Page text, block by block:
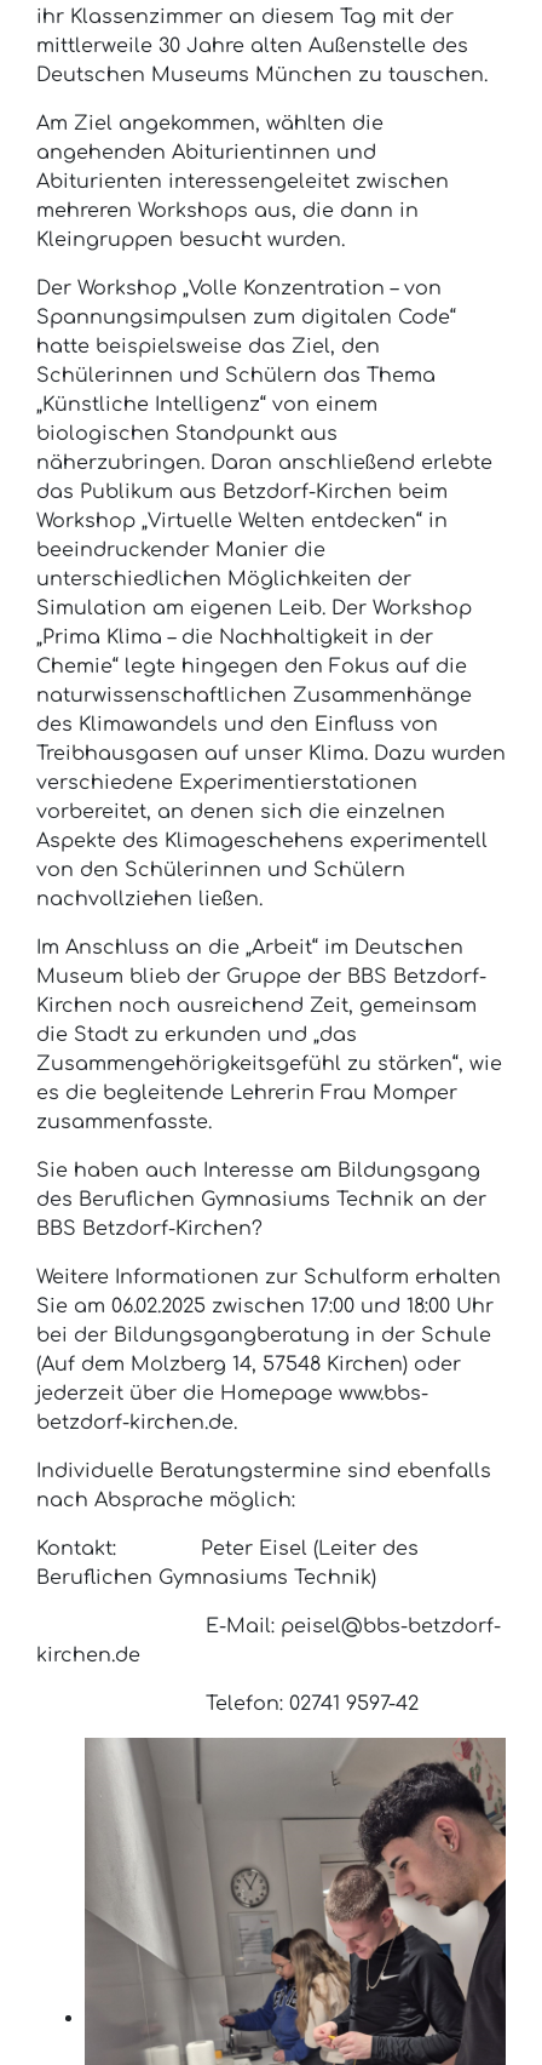
ihr Klassenzimmer an diesem Tag mit der
mittlerweile 30 Jahre alten Außenstelle des
Deutschen Museums München zu tauschen.
Am Ziel angekommen, wählten die
angehenden Abiturientinnen und
Abiturienten interessengeleitet zwischen
mehreren Workshops aus, die dann in
Kleingruppen besucht wurden.
Der Workshop „Volle Konzentration – von
Spannungsimpulsen zum digitalen Code“
hatte beispielsweise das Ziel, den
Schülerinnen und Schülern das Thema
„Künstliche Intelligenz“ von einem
biologischen Standpunkt aus
näherzubringen. Daran anschließend erlebte
das Publikum aus Betzdorf-Kirchen beim
Workshop „Virtuelle Welten entdecken“ in
beeindruckender Manier die
unterschiedlichen Möglichkeiten der
Simulation am eigenen Leib. Der Workshop
„Prima Klima – die Nachhaltigkeit in der
Chemie“ legte hingegen den Fokus auf die
naturwissenschaftlichen Zusammenhänge
des Klimawandels und den Einfluss von
Treibhausgasen auf unser Klima. Dazu wurden
verschiedene Experimentierstationen
vorbereitet, an denen sich die einzelnen
Aspekte des Klimageschehens experimentell
von den Schülerinnen und Schülern
nachvollziehen ließen.
Im Anschluss an die „Arbeit“ im Deutschen
Museum blieb der Gruppe der BBS Betzdorf-
Kirchen noch ausreichend Zeit, gemeinsam
die Stadt zu erkunden und „das
Zusammengehörigkeitsgefühl zu stärken“, wie
es die begleitende Lehrerin Frau Momper
zusammenfasste.
Sie haben auch Interesse am Bildungsgang
des Beruflichen Gymnasiums Technik an der
BBS Betzdorf-Kirchen?
Weitere Informationen zur Schulform erhalten
Sie am 06.02.2025 zwischen 17:00 und 18:00 Uhr
bei der Bildungsgangberatung in der Schule
(Auf dem Molzberg 14, 57548 Kirchen) oder
jederzeit über die Homepage www.bbs-
betzdorf-kirchen.de.
Individuelle Beratungstermine sind ebenfalls
nach Absprache möglich:
Kontakt: Peter Eisel (Leiter des
Beruflichen Gymnasiums Technik)
E-Mail: peisel@bbs-betzdorf-
kirchen.de
Telefon: 02741 9597-42